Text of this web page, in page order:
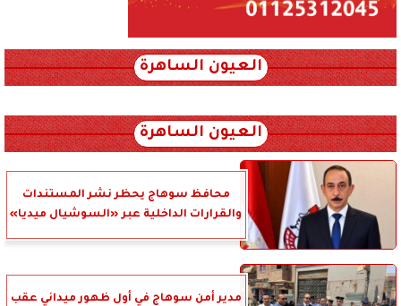
العيون الساهرة
العيون الساهرة
محافظ سوهاج يحظر نشر المستندات
والقرارات الداخلية عبر «السوشيال ميديا»
مدير أمن سوهاج في أول ظهور ميداني عقب